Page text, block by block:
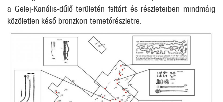
a Gelej-Kanális-dűlő területén feltárt és részleteiben mindmáig
közöletlen késő bronzkori temetőrészletre.